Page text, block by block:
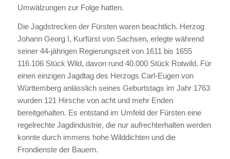
Umwälzungen zur Folge hatten.
Die Jagdstrecken der Fürsten waren beachtlich. Herzog
Johann Georg I, Kurfürst von Sachsen, erlegte während
seiner 44-jährigen Regierungszeit von 1611 bis 1655
116.106 Stück Wild, davon rund 40.000 Stück Rotwild. Für
einen einzigen Jagdtag des Herzogs Carl-Eugen von
Württemberg anlässlich seines Geburtstags im Jahr 1763
wurden 121 Hirsche von acht und mehr Enden
bereitgehalten. Es entstand im Umfeld der Fürsten eine
regelrechte Jagdindustrie, die nur aufrechterhalten werden
konnte durch immens hohe Wilddichten und die
Frondienste der Bauern.